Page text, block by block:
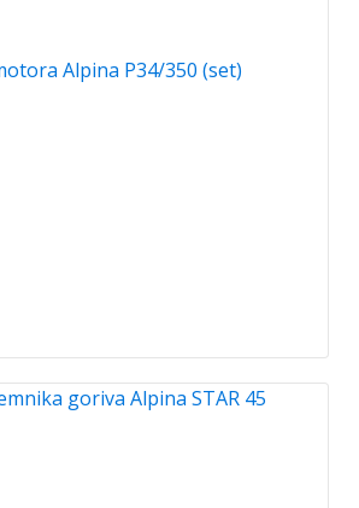
Alpina P34/350 (set)
goriva Alpina STAR 45